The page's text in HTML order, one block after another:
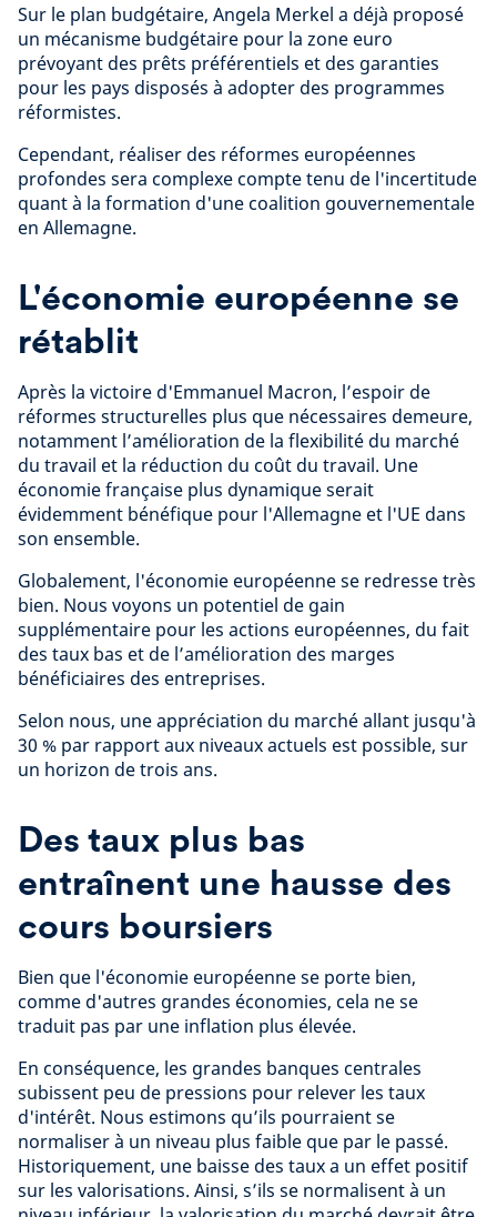
Sur le plan budgétaire, Angela Merkel a déjà proposé
un mécanisme budgétaire pour la zone euro
prévoyant des prêts préférentiels et des garanties
pour les pays disposés à adopter des programmes
réformistes.
Cependant, réaliser des réformes européennes
profondes sera complexe compte tenu de l'incertitude
quant à la formation d'une coalition gouvernementale
en Allemagne.
L'économie européenne se
rétablit
Après la victoire d'Emmanuel Macron, l’espoir de
réformes structurelles plus que nécessaires demeure,
notamment l’amélioration de la flexibilité du marché
du travail et la réduction du coût du travail. Une
économie française plus dynamique serait
évidemment bénéfique pour l'Allemagne et l'UE dans
son ensemble.
Globalement, l'économie européenne se redresse très
bien. Nous voyons un potentiel de gain
supplémentaire pour les actions européennes, du fait
des taux bas et de l’amélioration des marges
bénéficiaires des entreprises.
Selon nous, une appréciation du marché allant jusqu'à
30 % par rapport aux niveaux actuels est possible, sur
un horizon de trois ans.
Des taux plus bas
entraînent une hausse des
cours boursiers
Bien que l'économie européenne se porte bien,
comme d'autres grandes économies, cela ne se
traduit pas par une inflation plus élevée.
En conséquence, les grandes banques centrales
subissent peu de pressions pour relever les taux
d'intérêt. Nous estimons qu’ils pourraient se
normaliser à un niveau plus faible que par le passé.
Historiquement, une baisse des taux a un effet positif
sur les valorisations. Ainsi, s’ils se normalisent à un